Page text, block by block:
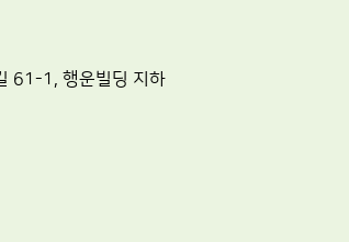
61-1, 행운빌딩 지하